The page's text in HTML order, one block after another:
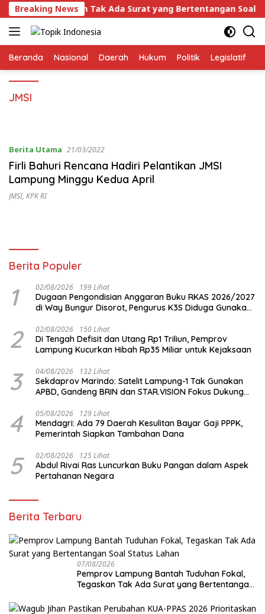
Langsung
ke
konten
Breaking News
Tegaskan Tak Ada Surat yang Bertentangan Soal
Beranda Nasional Daerah Hukum Politik Legislatif
JMSI
Berita Utama 21/03/2022
Firli Bahuri Rencana Hadiri Pelantikan JMSI
Lampung Minggu Kedua April
JMSI, KPK RI
Berita Populer
1 02/08/2026 199 Lihat
Dugaan Pengondisian Anggaran Buku RKAS 2026/2027
di Way Bungur Disorot, Pengurus K3S Diduga Gunakan
2 02/08/2026 150 Lihat
Di Tengah Defisit dan Utang Rp1 Triliun, Pemprov
Lampung Kucurkan Hibah Rp35 Miliar untuk Kejaksaan
3 04/08/2026 132 Lihat
Sekdaprov Marindo: Satelit Lampung-1 Tak Gunakan
APBD, Gandeng BRIN dan STAR.VISION Fokus Dukung
4 05/08/2026 129 Lihat
Mendagri: Ada 79 Daerah Kesulitan Bayar Gaji PPPK,
Pemerintah Siapkan Tambahan Dana
5 02/08/2026 125 Lihat
Abdul Rivai Ras Luncurkan Buku Pangan dalam Aspek
Pertahanan Negara
Berita Terbaru
07/08/2026
Pemprov Lampung Bantah Tuduhan Fokal,
Tegaskan Tak Ada Surat yang Bertentangan